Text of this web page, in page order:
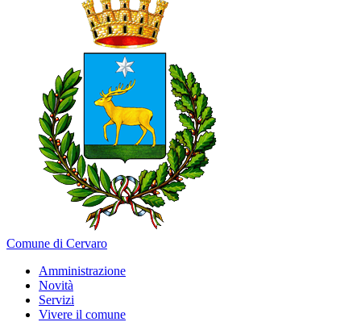
Comune di Cervaro
Amministrazione
Novità
Servizi
Vivere il comune